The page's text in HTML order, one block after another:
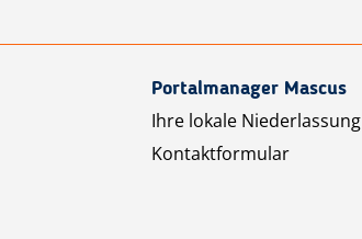
Portalmanager Mascus
Ihre lokale Niederlassung
Kontaktformular